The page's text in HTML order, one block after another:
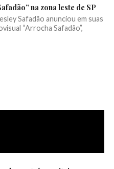
na zona leste de SP
Safadão anunciou em suas
“Arrocha Safadão”,